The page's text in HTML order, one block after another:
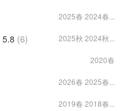
2025春 2024春...
5.8 (6) 2025秋 2024秋...
2020春
2026春 2025春...
2019春 2018春...